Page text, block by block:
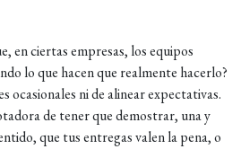
en ciertas empresas, los equipos
lo que hacen que realmente hacerlo?
ocasionales ni de alinear expectativas.
de tener que demostrar, una y
que tus entregas valen la pena, o